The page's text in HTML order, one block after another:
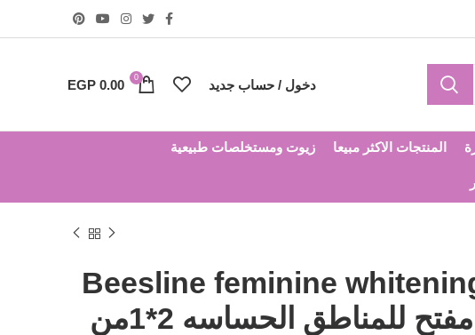
دخول / حساب جديد 0
EGP 0.00
المنتجات الاكثر مبيعا زيوت ومستخلصات طبيعية
Beesline feminine
غسول مفتح للمناطق الحساسه 2*1من